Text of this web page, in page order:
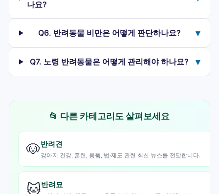
별칭 라벨 점검 매번 ③껌·민트·다이어트 식품·치약·영양제
제품군: - 식품: 무설탕 껌·민트·캔디·구운 음식·견과 버터 -
영양제: 씹는 비타민·구미 비타민·기침 시럽 - 구강: 사람 치약
·구강 청결제·구취 제거제 - 화장품: 선크림·일부 스킨케어 -
약품: 빠른 용해 정제·액상 의약품 (Cope RB. Vet Clin North
Am Small Anim Pract 2018· PubMed: 30064708 / Dunayer
Consumer Update: Paws Off Xylitol / VCA Animal Hospitals
나요?
Q6. 반려동물 비만은 어떻게 판단하나요? ▾
Q7. 노령 반려동물은 어떻게 관리해야 하나요? ▾
📂 다른 카테고리도 살펴보세요
🐶반려견
강아지 건강, 훈련, 용품, 법·제도 관련 최신 뉴스를 전달합니다.
🐱반려묘